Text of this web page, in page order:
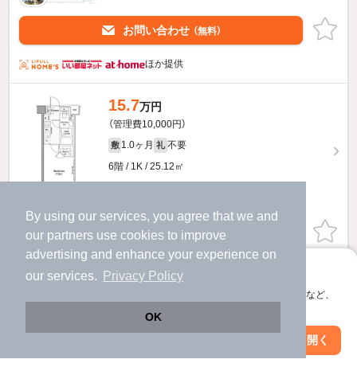
By using our services, you agree that we and
our partners use cookies to improve
advertising and enhance your experience on
our services.
Privacy Policy
OK
アプリに切り替えて、サクサクお部屋探し
会員登録なしですぐ使える。マップ検索やお気に入り保存など、
アプリを開く
お問い合わせ （無料）
ほか提供
15.7万円
（管理費10,000円）
敷 1.0ヶ月 礼 不要
6階 / 1K / 25.12㎡
お問い合わせ（無料）
14.9
絞り込み条件を変更